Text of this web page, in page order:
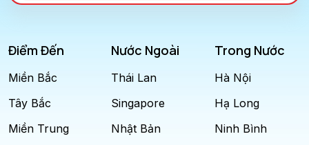
Điểm Đến
Miền Bắc
Tây Bắc
Miền Trung
Nước Ngoài
Thái Lan
Singapore
Nhật Bản
Trong Nước
Hà Nội
Hạ Long
Ninh Bình